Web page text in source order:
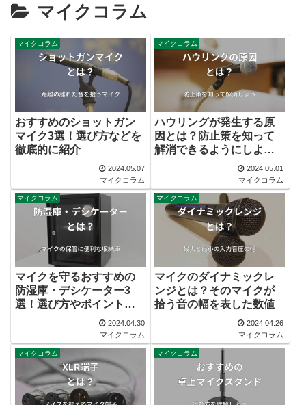
マイクコラム
マイクコラム
おすすめのショットガン
マイク3選！選び方などを
徹底的に紹介
2024.05.07
マイクコラム
マイクコラム
ハウリングが発生する原
因とは？防止策を知って
解消できるようにしよ
2024.05.01
マイクコラム
マイクコラム
マイクを守るおすすめの
防湿庫・デシケーター3
選！選び方やポイントも
2024.04.30
マイクコラム
マイクコラム
マイクのダイナミックレ
ンジとは？そのマイクが
拾う音の幅を表した数値
2024.04.26
マイクコラム
マイクコラム マイクコラム